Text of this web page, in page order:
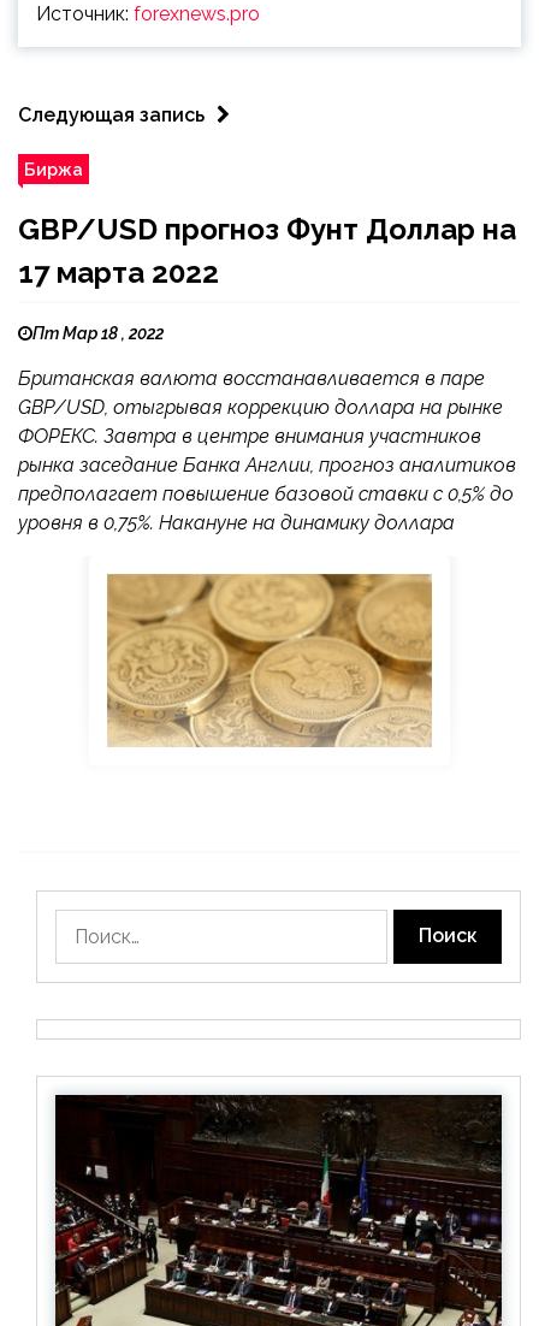
Источник: forexnews.pro
Следующая запись
Биржа
GBP/USD прогноз Фунт Доллар на
17 марта 2022
Пт Мар 18 , 2022
Британская валюта восстанавливается в паре
GBP/USD, отыгрывая коррекцию доллара на рынке
ФОРЕКС. Завтра в центре внимания участников
рынка заседание Банка Англии, прогноз аналитиков
предполагает повышение базовой ставки с 0,5% до
уровня в 0,75%. Накануне на динамику доллара